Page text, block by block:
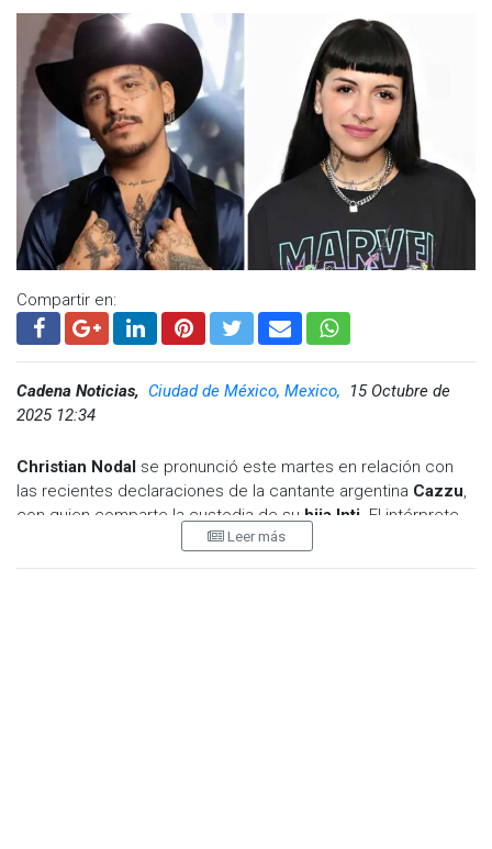
Compartir en:
Cadena Noticias, Ciudad de México, Mexico,
15 Octubre de
2025 12:34
Christian Nodal se pronunció este martes en relación con
las recientes declaraciones de la cantante argentina Cazzu,
con quien comparte la custodia de su hija Inti . El intérprete
aseguró que cumple con todas sus obligaciones
económicas como padre y que las cantidades que entrega
Leer más